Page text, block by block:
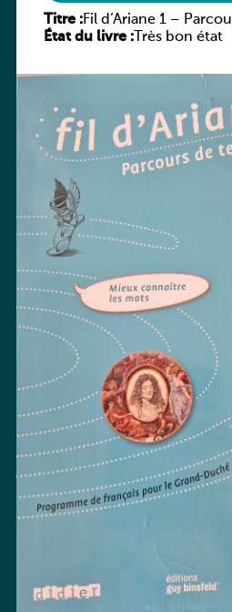
Titre :Fil d’Ariane 1 –
État du livre :Très bon état